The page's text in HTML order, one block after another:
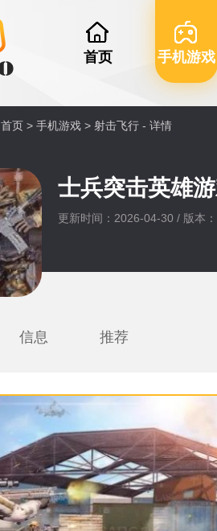
首页 手机游戏
首页 > 手机游戏 > 射击飞行 - 详情
士兵突击英雄
更新时间：2026-04-30 / 版本
信息 推荐